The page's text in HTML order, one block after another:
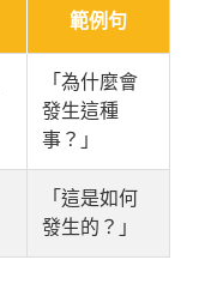
範例句
「為什麼會
發生這種
事？」
「這是如何
發生的？」